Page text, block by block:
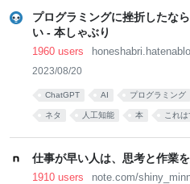
プログラミングに挫折したな
い - 本しゃぶり
1960 users
2023/08/20
ChatGPT AI プログラミング
ネタ 人工知能 本 これ
仕事が早い人は、思考と作業
1910 users note.com/